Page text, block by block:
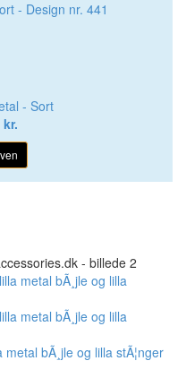
- Sort
kr.
bÃ¸jle og lilla stÃ¦nger